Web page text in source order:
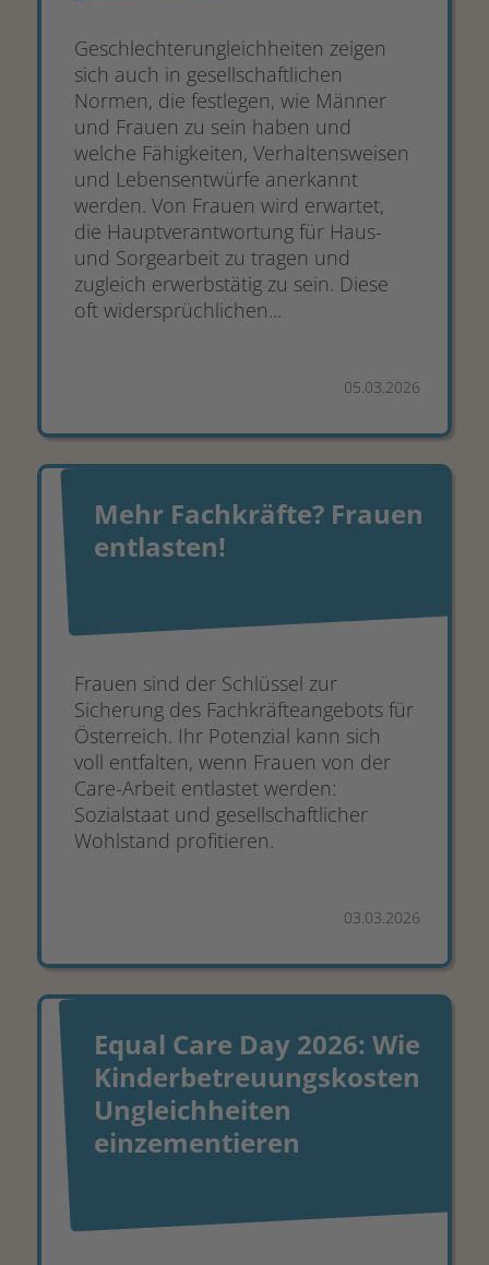
Geschlechterungleichheiten zeigen
sich auch in gesellschaftlichen
Normen, die festlegen, wie Männer
und Frauen zu sein haben und
welche Fähigkeiten, Verhaltensweisen
und Lebensentwürfe anerkannt
werden. Von Frauen wird erwartet,
die Hauptverantwortung für Haus-
und Sorgearbeit zu tragen und
zugleich erwerbstätig zu sein. Diese
oft widersprüchlichen...
05.03.2026
Mehr Fachkräfte? Frauen
entlasten!
Frauen sind der Schlüssel zur
Sicherung des Fachkräfteangebots für
Österreich. Ihr Potenzial kann sich
voll entfalten, wenn Frauen von der
Care-Arbeit entlastet werden:
Sozialstaat und gesellschaftlicher
Wohlstand profitieren.
03.03.2026
Equal Care Day 2026: Wie
Kinderbetreuungskosten
Ungleichheiten
einzementieren